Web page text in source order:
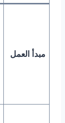
مبدأ العمل